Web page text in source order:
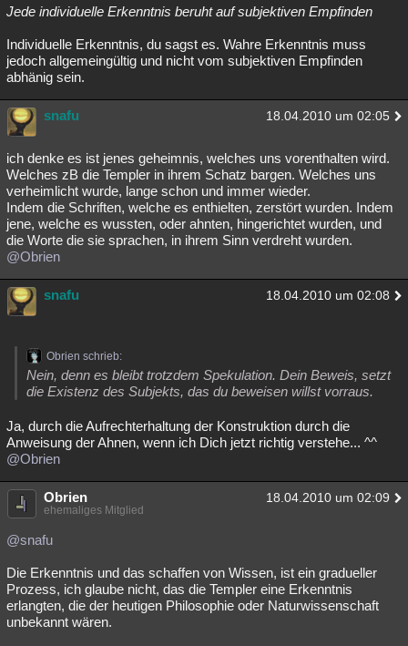
Jede individuelle Erkenntnis beruht auf subjektiven Empfinden
Individuelle Erkenntnis, du sagst es. Wahre Erkenntnis muss
jedoch allgemeingültig und nicht vom subjektiven Empfinden
abhänig sein.
snafu 18.04.2010 um 02:05
ich denke es ist jenes geheimnis, welches uns vorenthalten wird.
Welches zB die Templer in ihrem Schatz bargen. Welches uns
verheimlicht wurde, lange schon und immer wieder.
Indem die Schriften, welche es enthielten, zerstört wurden. Indem
jene, welche es wussten, oder ahnten, hingerichtet wurden, und
die Worte die sie sprachen, in ihrem Sinn verdreht wurden.
@Obrien
snafu 18.04.2010 um 02:08
Obrien schrieb:
Nein, denn es bleibt trotzdem Spekulation. Dein Beweis, setzt
die Existenz des Subjekts, das du beweisen willst vorraus.
Ja, durch die Aufrechterhaltung der Konstruktion durch die
Anweisung der Ahnen, wenn ich Dich jetzt richtig verstehe... ^^
@Obrien
Obrien 18.04.2010 um 02:09
ehemaliges Mitglied
@snafu
Die Erkenntnis und das schaffen von Wissen, ist ein gradueller
Prozess, ich glaube nicht, das die Templer eine Erkenntnis
erlangten, die der heutigen Philosophie oder Naturwissenschaft
unbekannt wären.